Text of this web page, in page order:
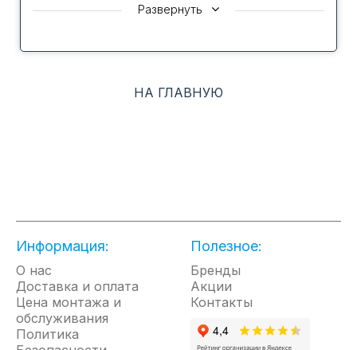
• Передовая конструкция для быстрого
• Точная настройка и отображение
• Глубина 27 см экономит пространство
• Экономия электроэнергии до 14%
• Эмалевое покрытие TitanShield
• Трехступенчатая электронная система
защиты
• Защита от перегрева
• Сверхпрочный бак - тестирование при
Развернуть
НА ГЛАВНУЮ
Информация:
О нас
Доставка и оплата
Цена монтажа и
обслуживания
Политика
Полезное:
Бренды
Акции
Контакты